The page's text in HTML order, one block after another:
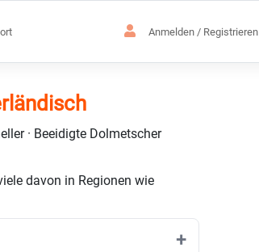
Anmelden / Registrieren
· Beeidigte Dolmetscher
davon in Regionen wie